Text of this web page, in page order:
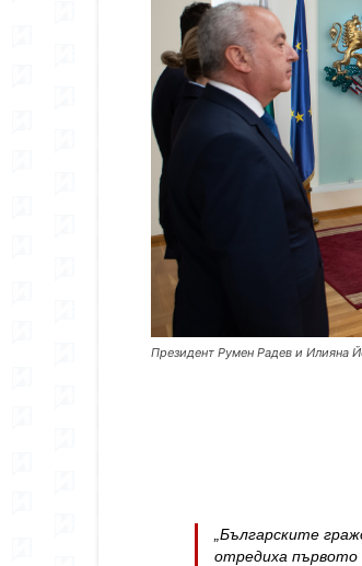
Президент Румен Радев и Илияна
„Българските
отредиха първото